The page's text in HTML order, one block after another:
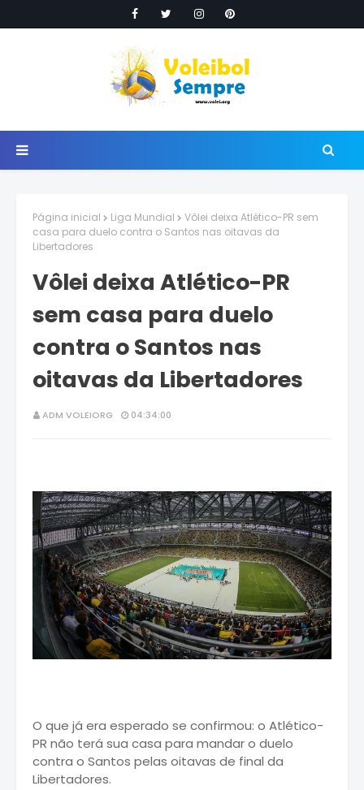
Página inicial Liga Mundial
Vôlei deixa Atlético-PR sem
casa para duelo contra o Santos nas oitavas da
Libertadores
Vôlei deixa Atlético-PR
sem casa para duelo
contra o Santos nas
oitavas da Libertadores
ADM VOLEIORG 04:34:00
O que já era esperado se confirmou: o Atlético-
PR não terá sua casa para mandar o duelo
contra o Santos pelas oitavas de final da
Libertadores.